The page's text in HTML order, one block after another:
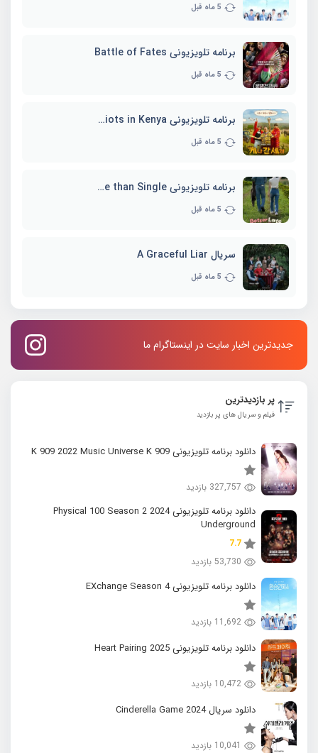
5 ماه قبل
برنامه تلویزیونی Battle of Fates
5 ماه قبل
برنامه تلویزیونی Three Idiots in Kenya
5 ماه قبل
برنامه تلویزیونی Better Late than Single
5 ماه قبل
سریال A Graceful Liar
5 ماه قبل
جدیدترین اخبار سایت در اینستاگرام ما
پر بازدیدترین
فیلم و سریال های پر بازدید
دانلود برنامه تلویزیونی K 909 2022 Music Universe K 909
327,757 بازدید
دانلود برنامه تلویزیونی 2024 Physical 100 Season 2
Underground
7.7
53,730 بازدید
دانلود برنامه تلویزیونی EXchange Season 4
11,692 بازدید
دانلود برنامه تلویزیونی 2025 Heart Pairing
10,472 بازدید
دانلود سریال 2024 Cinderella Game
10,041 بازدید